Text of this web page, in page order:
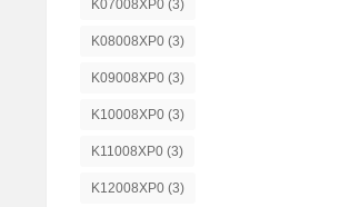
K07008XP0 (3)
K08008XP0 (3)
K09008XP0 (3)
K10008XP0 (3)
K11008XP0 (3)
K12008XP0 (3)